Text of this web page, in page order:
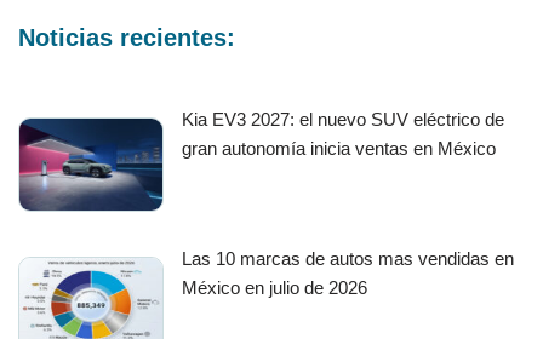
Noticias recientes:
Kia EV3 2027: el nuevo SUV eléctrico de
gran autonomía inicia ventas en México
Las 10 marcas de autos mas vendidas en
México en julio de 2026